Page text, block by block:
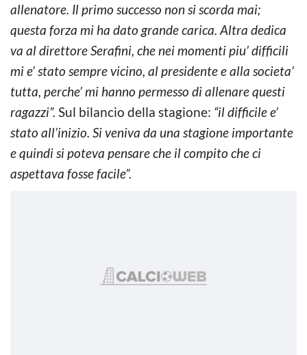
allenatore. Il primo successo non si scorda mai;
questa forza mi ha dato grande carica. Altra dedica
va al direttore Serafini, che nei momenti piu’ difficili
mi e’ stato sempre vicino, al presidente e alla societa’
tutta, perche’ mi hanno permesso di allenare questi
ragazzi”. Sul bilancio della stagione: “il difficile e’
stato all’inizio. Si veniva da una stagione importante
e quindi si poteva pensare che il compito che ci
aspettava fosse facile”.